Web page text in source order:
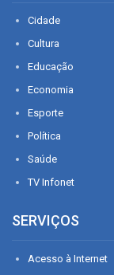
Cidade
Cultura
Educação
Economia
Esporte
Política
Saúde
TV Infonet
SERVIÇOS
Acesso à Internet